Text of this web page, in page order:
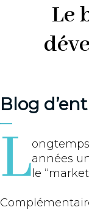
Le
Blog
Lannées
le